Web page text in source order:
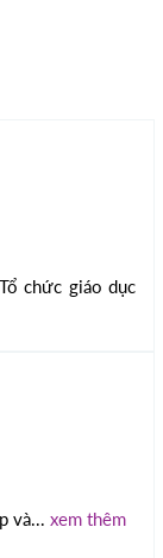
chức giáo dục
và... xem thêm